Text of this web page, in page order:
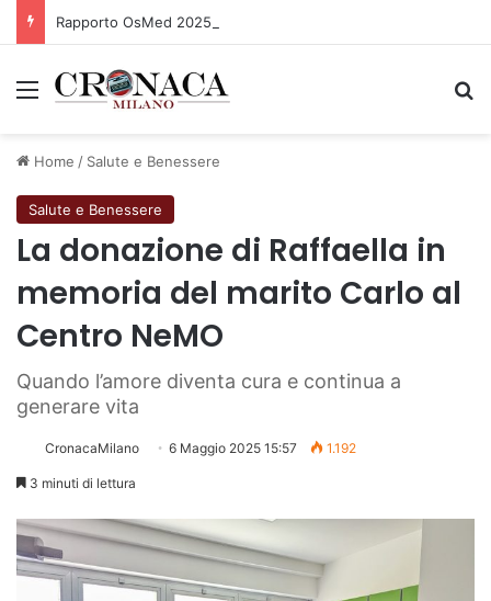
Rapporto OsMed 2025 sull’uso dei farmaci in Italia
Menu
Home / Salute e Benessere
Salute e Benessere
La donazione di Raffaella in
memoria del marito Carlo al
Centro NeMO
Quando l’amore diventa cura e continua a
generare vita
CronacaMilano 6 Maggio 2025 15:57 1.192
3 minuti di lettura